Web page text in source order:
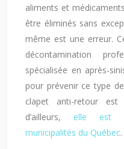
aliments et
être éliminés sans
même est une erreur.
décontamination
spécialisée en après-
pour prévenir ce type
clapet anti-retour
d’ailleurs, elle est
municipalités du Québec.